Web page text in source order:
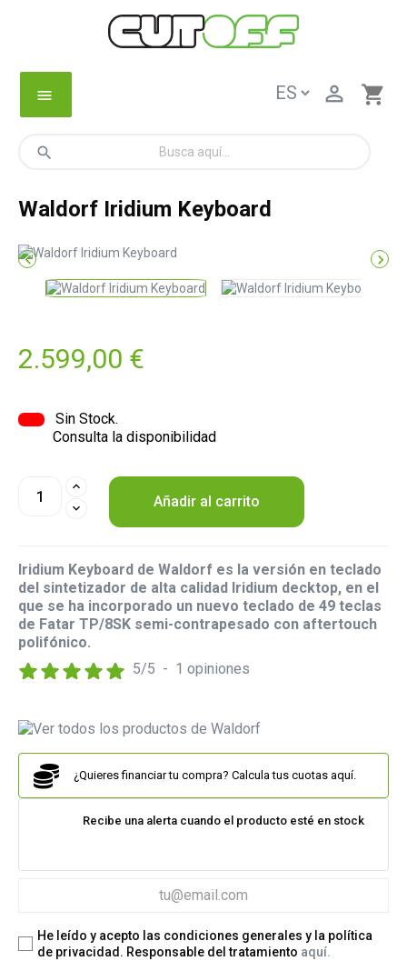
menu shopping_cart

search
Waldorf Iridium Keyboard
 
2.599,00 €
Sin Stock.
Consulta la disponibilidad
Añadir al carrito
Iridium Keyboard de Waldorf es la versión en teclado
del sintetizador de alta calidad Iridium decktop, en el
que se ha incorporado un nuevo teclado de 49 teclas
de Fatar TP/8SK semi-contrapesado con aftertouch
polifónico.
5/5 - 1 opiniones
¿Quieres financiar tu compra? Calcula tus cuotas aquí.
Recibe una alerta cuando el producto esté en stock
He leído y acepto las condiciones generales y la política
de privacidad. Responsable del tratamiento aquí.